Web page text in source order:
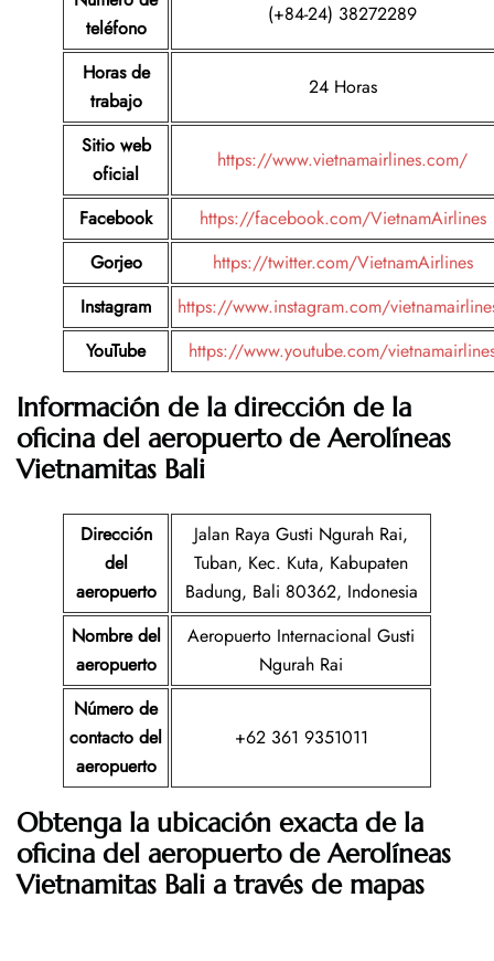
teléfono
(+84-24) 38272289
Horas de
trabajo
24 Horas
Sitio web
oficial
https://www.vietnamairlines.com/
Facebook
https://facebook.com/VietnamAirlines
Gorjeo
https://twitter.com/VietnamAirlines
Instagram
https://www.instagram.com/
YouTube
https://www.youtube.com/
Información de la dirección de la
oficina del aeropuerto de Aerolíneas
Vietnamitas Bali
Dirección
del
aeropuerto
Jalan Raya Gusti Ngurah Rai,
Tuban, Kec. Kuta, Kabupaten
Badung, Bali 80362, Indonesia
Nombre del
aeropuerto
Aeropuerto Internacional Gusti
Ngurah Rai
Número de
contacto del
aeropuerto
+62 361 9351011
Obtenga la ubicación exacta de la
oficina del aeropuerto de Aerolíneas
Vietnamitas Bali a través de mapas